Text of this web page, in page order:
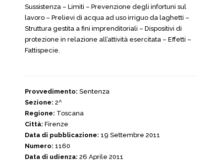
Sussistenza – Limiti – Prevenzione degli infortuni sul
lavoro – Prelievi di acqua ad uso irriguo da laghetti –
Struttura gestita a fini imprenditoriali – Dispositivi di
protezione in relazione all’attività esercitata – Effetti –
Fattispecie.
Provvedimento: Sentenza
Sezione: 2^
Regione: Toscana
Città: Firenze
Data di pubblicazione: 19 Settembre 2011
Numero: 1160
Data di udienza: 26 Aprile 2011